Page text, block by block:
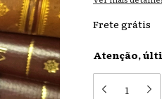
Frete grátis
Atenção,